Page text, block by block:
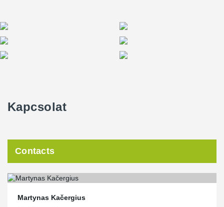
Kapcsolat
Contacts
Martynas Kačergius